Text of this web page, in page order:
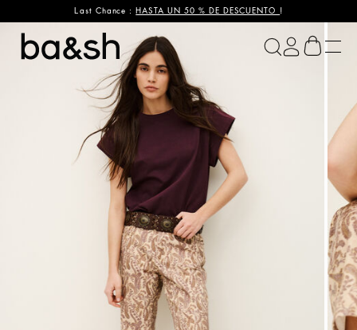
Last Chance : HASTA UN 50 % DE DESCUENTO !
ba&sh